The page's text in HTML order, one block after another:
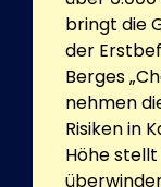
bringt die
der
Berges
nehmen
Risiken in
Höhe